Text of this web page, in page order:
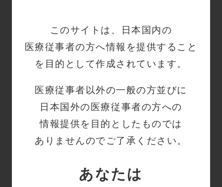
このサイトは、日本国内の
医療従事者の方へ情報を提供すること
を目的として作成されています。
医療従事者以外の一般の方並びに
日本国外の医療従事者の方への
情報提供を目的としたものでは
ありませんのでご了承ください。
あなたは
ローチによるCVポート留
置…
血管系 CVポート 手技動画
鎖骨下静脈経由 CVポート
エコーガイド下長軸穿刺
（0:06:04）
東京医科大学病院／消化器外
生 鎖骨下静脈穿刺につい
内頚静脈経由 CVポート留